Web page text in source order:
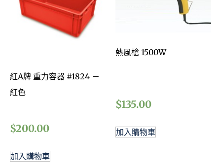
紅A牌 重力容器 #1824 －
紅色
$200.00
加入購物車
熱風槍 1500W
$135.00
加入購物車